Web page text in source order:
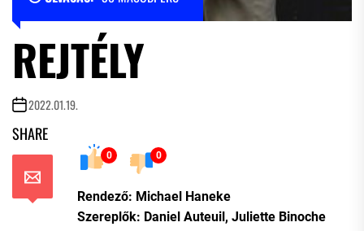
REJTÉLY
2022.01.19.
SHARE
0 0
Rendező: Michael Haneke
Szereplők: Daniel Auteuil, Juliette Binoche